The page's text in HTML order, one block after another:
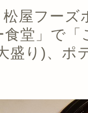
松屋フー
食堂」で
盛り)、ポ